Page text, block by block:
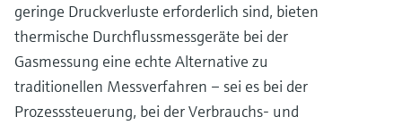
geringe Druckverluste erforderlich sind, bieten
thermische Durchflussmessgeräte bei der
Gasmessung eine echte Alternative zu
traditionellen Messverfahren – sei es bei der
Prozesssteuerung, bei der Verbrauchs- und